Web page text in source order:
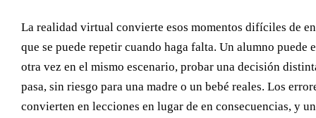
La realidad virtual convierte esos momentos difíciles de
que se puede repetir cuando haga falta. Un alumno puede
otra vez en el mismo escenario, probar una decisión
pasa, sin riesgo para una madre o un bebé reales. Los
convierten en lecciones en lugar de en consecuencias, y